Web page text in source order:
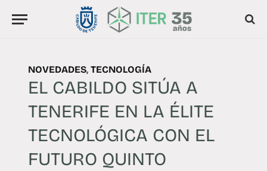
NOVEDADES, TECNOLOGÍA
EL CABILDO SITÚA A
TENERIFE EN LA ÉLITE
TECNOLÓGICA CON EL
FUTURO QUINTO